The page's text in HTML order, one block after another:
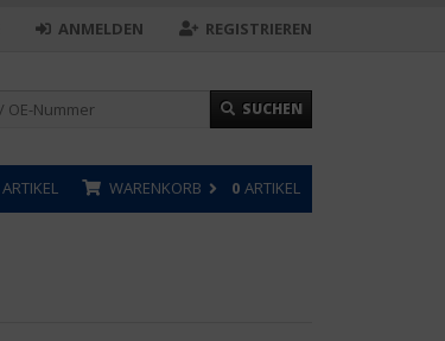
REGISTRIEREN
ANMELDEN
SUCHEN
WARENKORB 0 ARTIKEL
ARTIKEL